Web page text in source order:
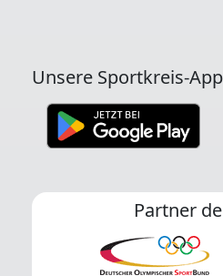
Unsere Sportkreis-
Partner